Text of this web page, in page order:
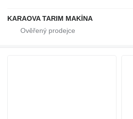
KARAOVA TARIM MAKİNA